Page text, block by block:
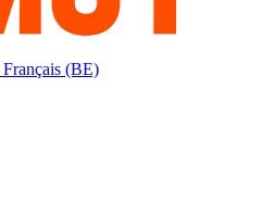
Français (BE)